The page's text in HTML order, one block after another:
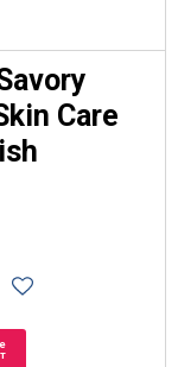
Care